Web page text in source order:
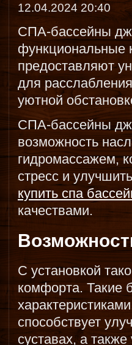
12.04.2024 20:40
СПА-бассейны
функциональные
предоставляют
для
уютной
СПА-бассейны
возможность
гидромассажем,
стресс и
купить спа
качествами.
С установкой
комфорта. Такие
способствует
суставах, а